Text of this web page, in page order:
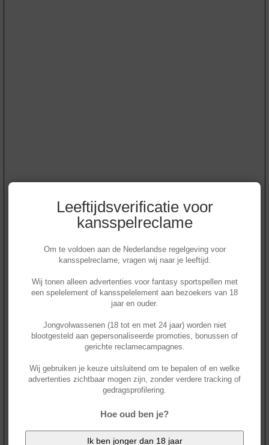
Leeftijdsverificatie voor
kansspelreclame
Om te voldoen aan de Nederlandse regelgeving voor
kansspelreclame, vragen wij naar je leeftijd.
Wij tonen alleen advertenties voor fantasy sportspellen met
een spelelement of kansspelelement aan bezoekers van 18
jaar en ouder.
Jongvolwassenen (18 tot en met 24 jaar) worden niet
blootgesteld aan gepersonaliseerde promoties, bonussen of
gerichte reclamecampagnes.
Wij gebruiken je keuze uitsluitend om te bepalen of en welke
advertenties zichtbaar mogen zijn, zonder verdere tracking of
gedragsprofilering.
Hoe oud ben je?
Ik ben jonger dan 18 jaar
Kies je favoriete sprinters voor
jouw tourspel!
Philipsen
Biniam
Girmay
Groenewegen
Meeus
Tobias Lund
Andresen
Groves
Jeannière
Arnaud
De Lie